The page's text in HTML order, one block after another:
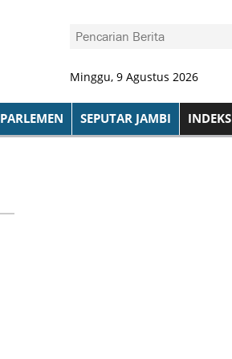
Minggu, 9 Agustus 2026
PARLEMEN SEPUTAR JAMBI INDEKS